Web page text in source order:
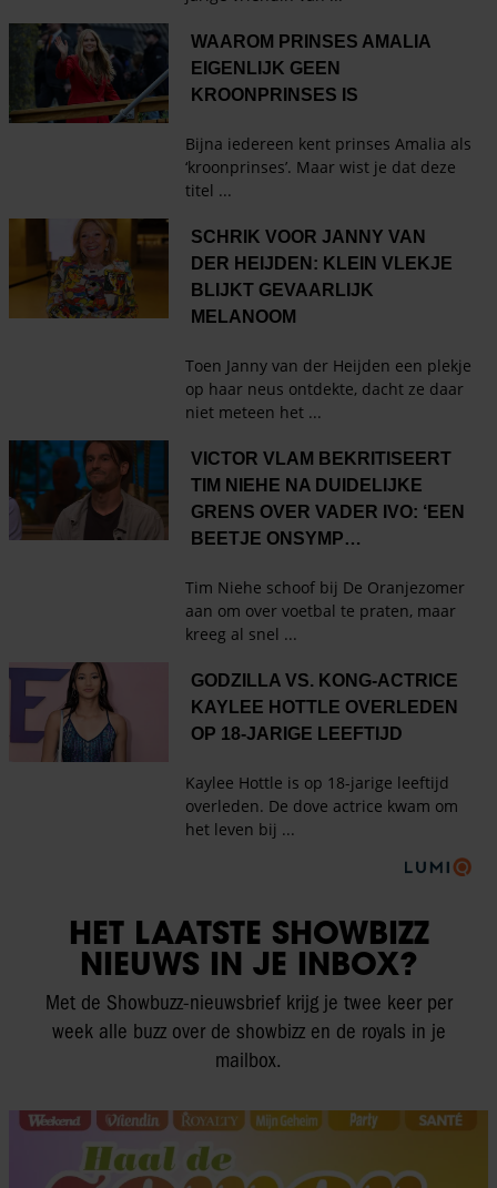
HET LAATSTE SHOWBIZZ
NIEUWS IN JE INBOX?
Met de Showbuzz-nieuwsbrief krijg je twee keer per
week alle buzz over de showbizz en de royals in je
mailbox.